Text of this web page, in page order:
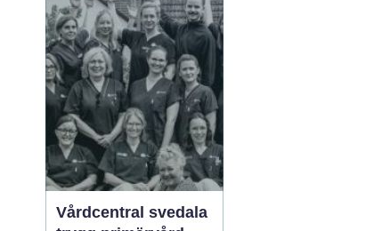
konflikter upprepas,
tystnaden växer eller
avståndet kä...
Vårdcentral svedala